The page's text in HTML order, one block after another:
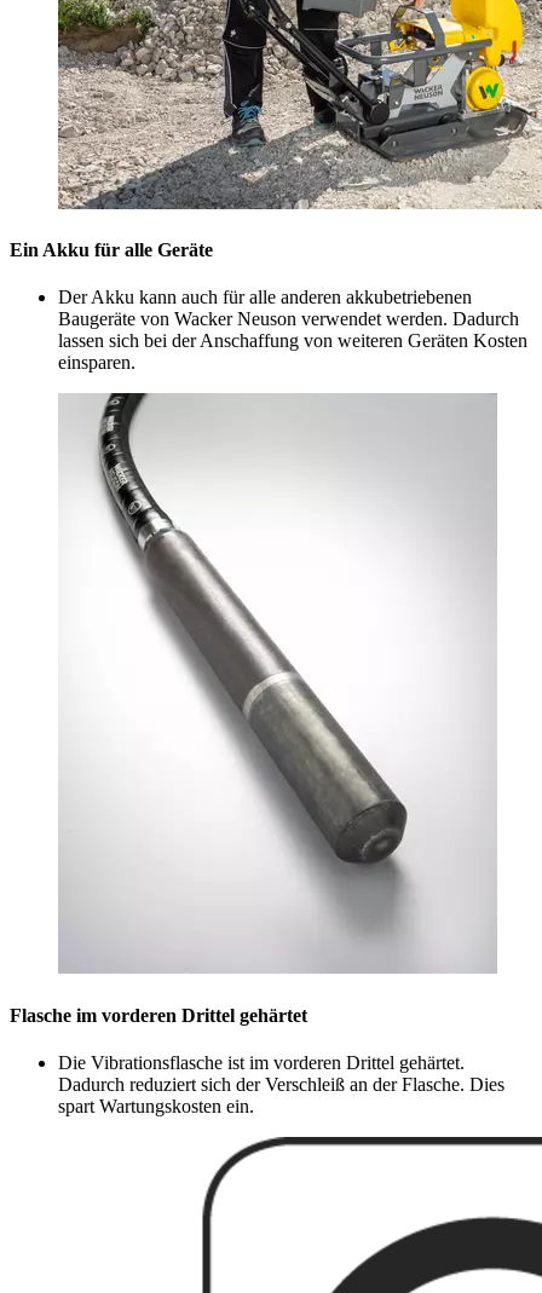
Ein Akku für alle Geräte
Der Akku kann auch für alle anderen akkubetriebenen
Baugeräte von Wacker Neuson verwendet werden. Dadurch
lassen sich bei der Anschaffung von weiteren Geräten Kosten
einsparen.
Flasche im vorderen Drittel gehärtet
Die Vibrationsflasche ist im vorderen Drittel gehärtet.
Dadurch reduziert sich der Verschleiß an der Flasche. Dies
spart Wartungskosten ein.